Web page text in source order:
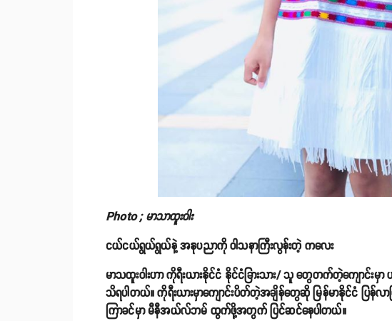
Photo ; မာသာထူးဝါး
ငယ်ငယ်ရွယ်ရွယ်နဲ့ အနုပညာကို ဝါသနာကြီးလွန်းတဲ့ ကလေး
မာသထူးဝါးဟာ ကိုရီးယားနိုင်ငံ နိုင်ငံခြားသား/ သူ တွေတက်တဲ့ကျောင်
သိရပါတယ်။ ကိုရီးယားမှာကျောင်းပိတ်တဲ့အချိန်တွေဆို မြန်မာနိုင်ငံ ပြန်
ကြာခင်မှာ မီနီအယ်လ်ဘမ် ထွက်ဖို့အတွက် ပြင်ဆင်နေပါတယ်။